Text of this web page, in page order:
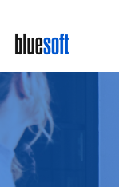
main
content